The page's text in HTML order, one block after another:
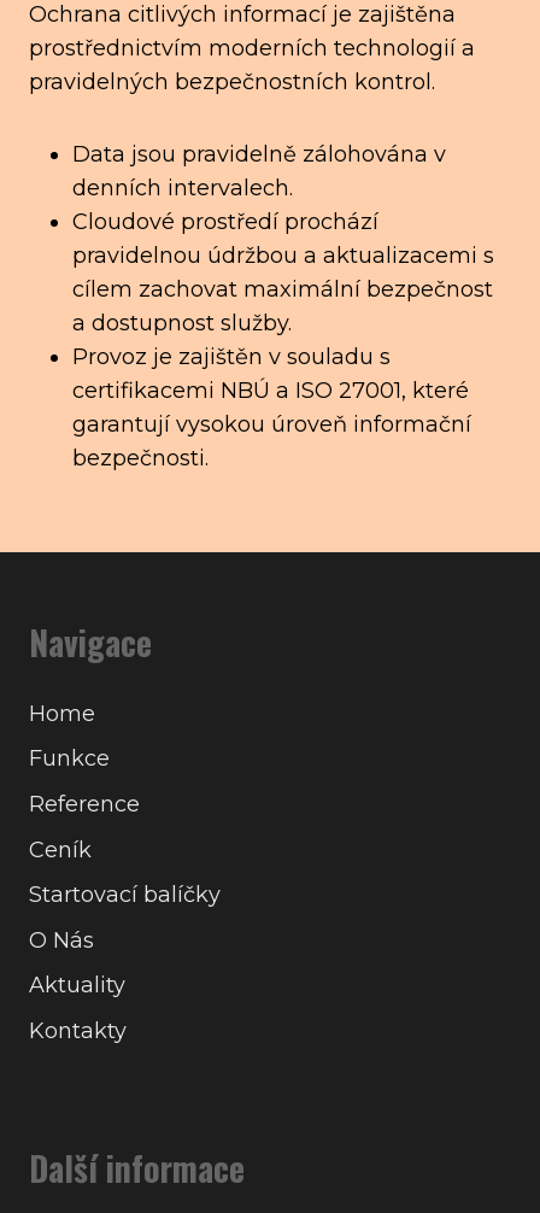
Ochrana citlivých informací je zajištěna
prostřednictvím moderních technologií a
pravidelných bezpečnostních kontrol.
Data jsou pravidelně zálohována v
denních intervalech.
Cloudové prostředí prochází
pravidelnou údržbou a aktualizacemi s
cílem zachovat maximální bezpečnost
a dostupnost služby.
Provoz je zajištěn v souladu s
certifikacemi NBÚ a ISO 27001, které
garantují vysokou úroveň informační
bezpečnosti.
Navigace
Home
Funkce
Reference
Ceník
Startovací balíčky
O Nás
Aktuality
Kontakty
Další informace